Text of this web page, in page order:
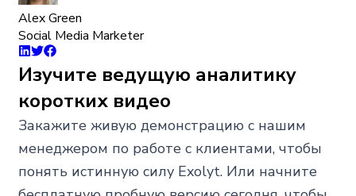
Alex Green
Social Media Marketer
Изучите ведущую аналитику
коротких видео
Закажите живую демонстрацию с нашим
менеджером по работе с клиентами, чтобы
понять истинную силу Exolyt. Или начните